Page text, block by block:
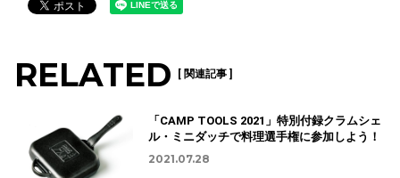
RELATED [ 関連記事 ]
「CAMP TOOLS 2021」特別付録クラムシェ
ル・ミニダッチで料理選手権に参加しよう！
2021.07.28